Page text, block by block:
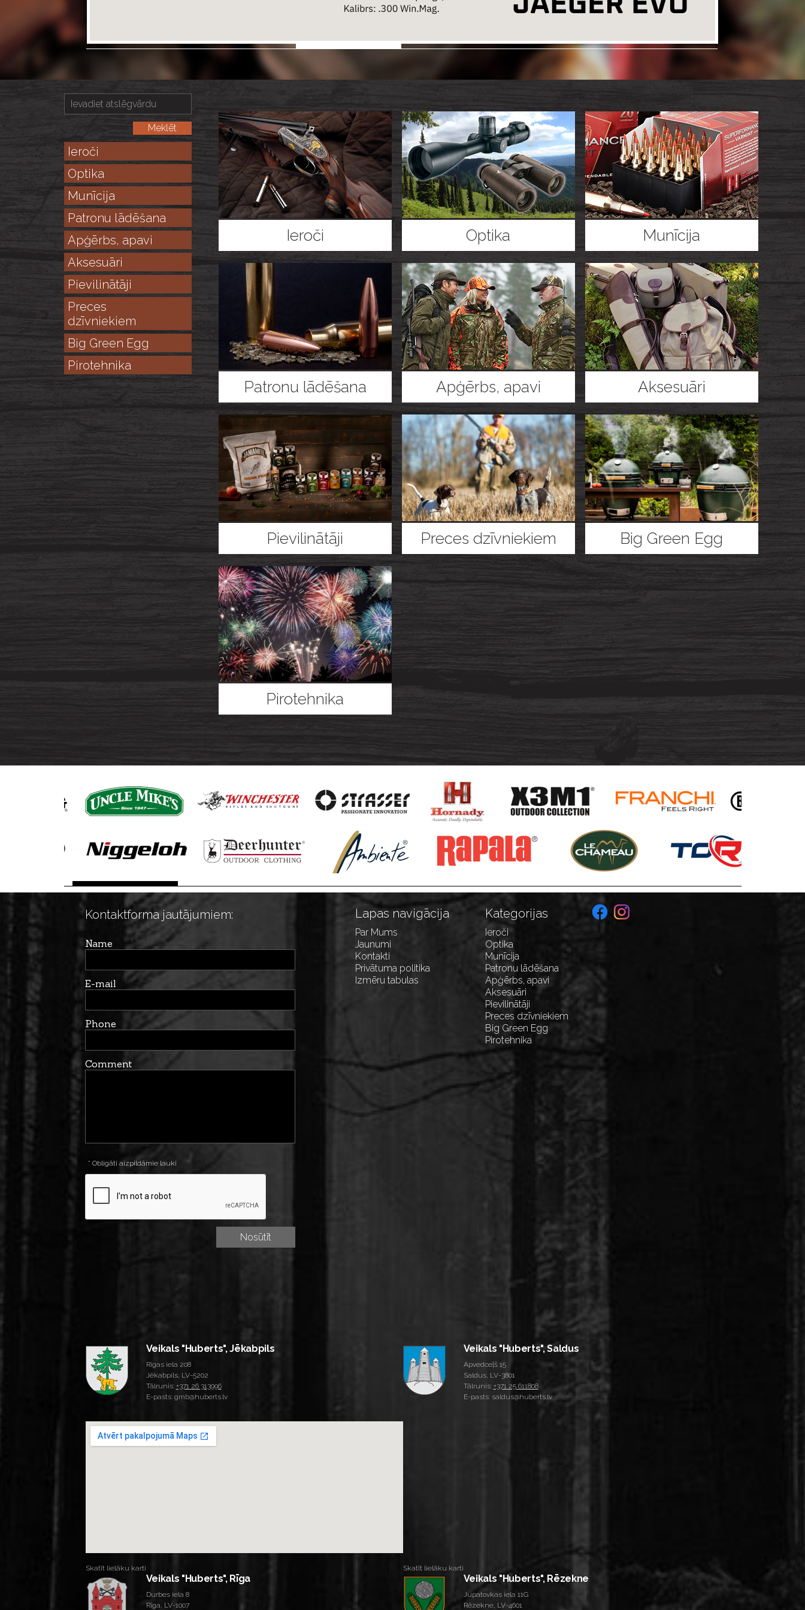
Ieroči
Optika
Munīcija
Patronu lādēšana
Apģērbs, apavi
Aksesuāri
Pievilinātāji
Preces
dzīvniekiem
Big Green Egg
Pirotehnika
Ieroči Optika Munīcija
Patronu lādēšana Apģērbs, apavi Aksesuāri
Pievilinātāji Preces dzīvniekiem Big Green Egg
Pirotehnika
Kontaktforma jautājumiem:
Name
E-mail
Phone
Comment
* Obligāti aizpildāmie lauki
Lapas navigācija
Par Mums
Jaunumi
Kontakti
Privātuma politika
Izmēru tabulas
Kategorijas
Ieroči
Optika
Munīcija
Patronu lādēšana
Apģērbs, apavi
Aksesuāri
Pievilinātāji
Preces dzīvniekiem
Big Green Egg
Pirotehnika
Veikals "Huberts", Jēkabpils
Rīgas iela 208
Jēkabpils, LV-5202
Tālrunis: +371 26 313996
E-pasts: gmb@huberts.lv
Skatīt lielāku karti
Veikals "Huberts", Saldus
Apvedceļš 15
Saldus, LV-3801
Tālrunis: +371 25 611808
E-pasts: saldus@huberts.lv
Skatīt lielāku karti
Veikals "Huberts", Rīga
Durbes iela 8
Rīga, LV-1007
Veikals "Huberts", Rēzekne
Jupatovkas iela 11G
Rēzekne, LV-4601